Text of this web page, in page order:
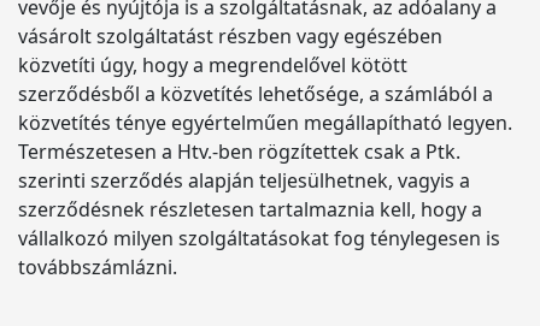
vevője és nyújtója is a szolgáltatásnak, az adóalany a
vásárolt szolgáltatást részben vagy egészében
közvetíti úgy, hogy a megrendelővel kötött
szerződésből a közvetítés lehetősége, a számlából a
közvetítés ténye egyértelműen megállapítható legyen.
Természetesen a Htv.-ben rögzítettek csak a Ptk.
szerinti szerződés alapján teljesülhetnek, vagyis a
szerződésnek részletesen tartalmaznia kell, hogy a
vállalkozó milyen szolgáltatásokat fog ténylegesen is
továbbszámlázni.